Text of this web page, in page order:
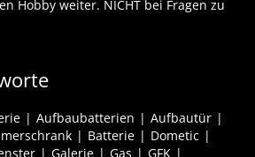
Hobby weiter. NICHT bei Fragen zu
Aufbaubatterien
Aufbautür
Batterie
Dometic
Galerie Gas
GFK